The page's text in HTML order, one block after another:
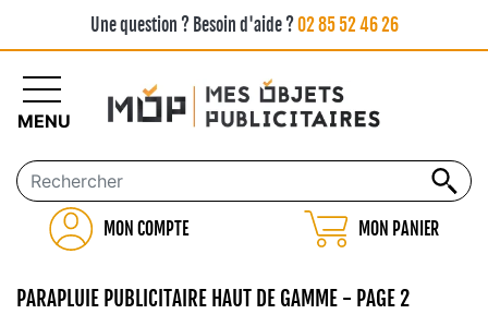
Une question ? Besoin d'aide ?02 85 52 46 26
MON COMPTE MON PANIER
MENU
PARAPLUIE PUBLICITAIRE HAUT DE GAMME - PAGE 2